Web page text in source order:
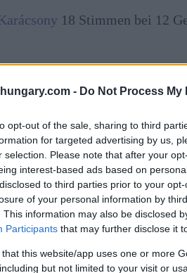
- Do Not Process
opt-out of the sale, sharing to third
for targeted advertising by us,
selection. Please note that after your
interest-based ads based on
to third parties prior to your
of your personal information by
This information may also be disclosed
Participants that may further disclose it
that this website/app uses one or more
but not limited to your visit or
18 Stimmen bei 12
ab, um
Ausgaben decken
Risiko, das von dem
Haushaltsplans angesichts
Stadtrats bei seiner
geplanten Mittel “aufgrund
erhebliches Risiko von